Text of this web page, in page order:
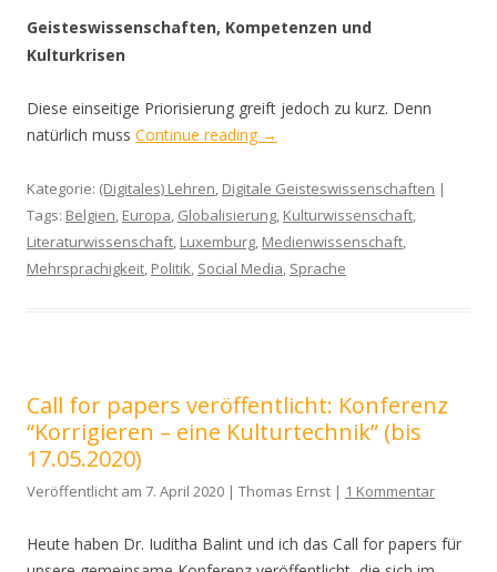
Geisteswissenschaften, Kompetenzen und
Kulturkrisen
Diese einseitige Priorisierung greift jedoch zu kurz. Denn
natürlich muss Continue reading →
Kategorie: (Digitales) Lehren, Digitale Geisteswissenschaften |
Tags: Belgien, Europa, Globalisierung, Kulturwissenschaft,
Literaturwissenschaft, Luxemburg, Medienwissenschaft,
Mehrsprachigkeit, Politik, Social Media, Sprache
Call for papers veröffentlicht: Konferenz
“Korrigieren – eine Kulturtechnik” (bis
17.05.2020)
Veröffentlicht am 7. April 2020 | Thomas Ernst | 1 Kommentar
Heute haben Dr. Iuditha Balint und ich das Call for papers für